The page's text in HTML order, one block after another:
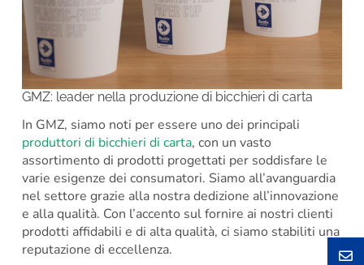
GMZ: leader nella produzione di bicchieri di carta
In GMZ, siamo noti per essere uno dei principali
produttori di bicchieri di carta, con un vasto
assortimento di prodotti progettati per soddisfare le
varie esigenze dei consumatori. Siamo all’avanguardia
nel settore grazie alla nostra dedizione all’innovazione
e alla qualità. Con l’accento sul fornire ai nostri clienti
prodotti affidabili e di alta qualità, ci siamo stabiliti una
reputazione di eccellenza.